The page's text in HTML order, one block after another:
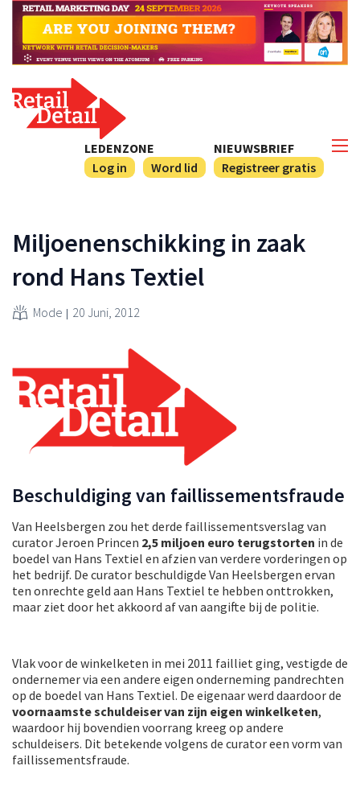
NIEUWSBRIEF
Registreer gratis
LEDENZONE
Log in
Word lid
Miljoenenschikking in zaak
rond Hans Textiel
Mode 20 Juni, 2012
Beschuldiging van faillissementsfraude
Van Heelsbergen zou het derde faillissementsverslag van
curator Jeroen Princen 2,5 miljoen euro terugstorten in de
boedel van Hans Textiel en afzien van verdere vorderingen op
het bedrijf. De curator beschuldigde Van Heelsbergen ervan
ten onrechte geld aan Hans Textiel te hebben onttrokken,
maar ziet door het akkoord af van aangifte bij de politie.
Vlak voor de winkelketen in mei 2011 failliet ging, vestigde de
ondernemer via een andere eigen onderneming pandrechten
op de boedel van Hans Textiel. De eigenaar werd daardoor de
voornaamste schuldeiser van zijn eigen winkelketen,
waardoor hij bovendien voorrang kreeg op andere
schuldeisers. Dit betekende volgens de curator een vorm van
faillissementsfraude.